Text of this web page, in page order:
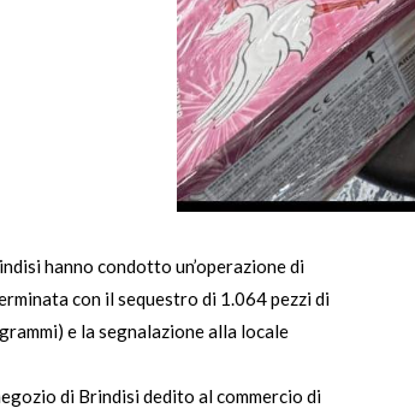
hanno condotto un’operazione di
con il sequestro di 1.064 pezzi di
e la segnalazione alla locale
di Brindisi dedito al commercio di